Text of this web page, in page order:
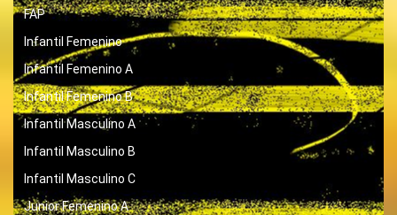
FAP
Infantil Femenino
Infantil Femenino A
Infantil Femenino B
Infantil Masculino A
Infantil Masculino B
Infantil Masculino C
Junior Femenino A